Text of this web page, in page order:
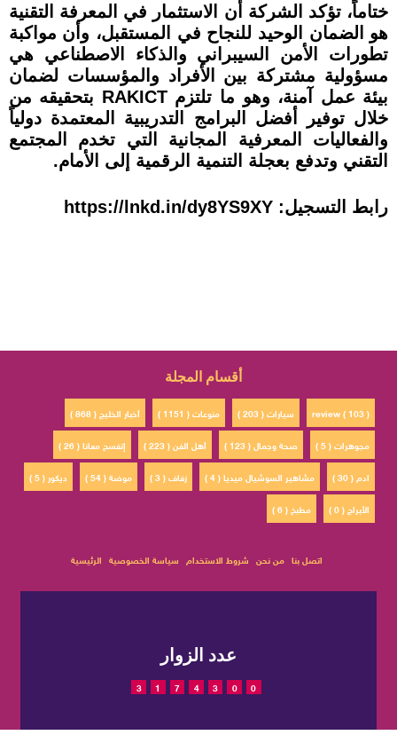
ختاماً، تؤكد الشركة أن الاستثمار في المعرفة التقنية
هو الضمان الوحيد للنجاح في المستقبل، وأن مواكبة
تطورات الأمن السيبراني والذكاء الاصطناعي هي
مسؤولية مشتركة بين الأفراد والمؤسسات لضمان
بيئة عمل آمنة، وهو ما تلتزم RAKICT بتحقيقه من
خلال توفير أفضل البرامج التدريبية المعتمدة دولياً
والفعاليات المعرفية المجانية التي تخدم المجتمع
التقني وتدفع بعجلة التنمية الرقمية إلى الأمام.
رابط التسجيل: https://lnkd.in/dy8YS9XY
أقسام المجلة
أخبار الخليج ( 868 ) منوعات ( 1151 ) سيارات ( 203 )
review ( 103 )
إتفسح معانا ( 26 )
أهل الفن ( 223 ) صحة وجمال ( 123 )
مجوهرات ( 5 )
ديكور ( 5 )
موضة ( 54 ) زفاف ( 3 ) مشاهير السوشيال ميديا ( 4 )
ادم ( 30 )
مطبخ ( 6 )
الأبراج ( 0 )
الرئيسية سياسة الخصوصية شروط الاستخدام من نحن اتصل بنا
عدد الزوار
3 1 7 4 3 0 0